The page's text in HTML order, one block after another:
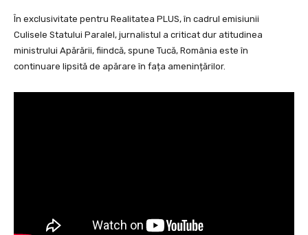
În exclusivitate pentru Realitatea PLUS, în cadrul emisiunii
Culisele Statului Paralel, jurnalistul a criticat dur atitudinea
ministrului Apărării, fiindcă, spune Tucă, România este în
continuare lipsită de apărare în fața amenințărilor.